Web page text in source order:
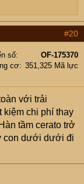
#20
số
OF-175370
cơ
351,325 Mã lực
với trải
kiệm chi phí thay
tầm cerato trở
con dưới dưới đi